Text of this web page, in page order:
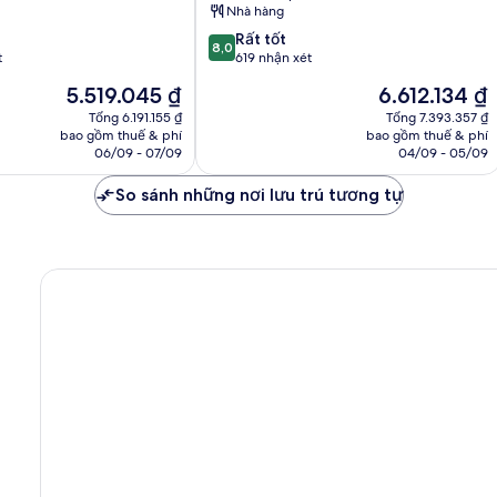
Giá
hiện
tại
5.519.045 ₫
5.519.045 ₫
Tổng 6.191.155 ₫
bao gồm thuế & phí
06/09 - 07/09
Park
&
1
Salou
Nhà hàng
8.0
trên
xét
8,0 Rất tốt
619 nhận xét
Giá
hiện
tại
6.612.134 ₫
6.612.134 ₫
Tổng 7.393.357 ₫
bao gồm thuế & phí
04/09 - 05/09
So sánh những nơi lưu trú tương tự